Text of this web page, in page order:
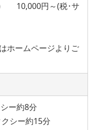
) 10,000円～(税･サ
ホームページよりご
ー約8分
シー約15分